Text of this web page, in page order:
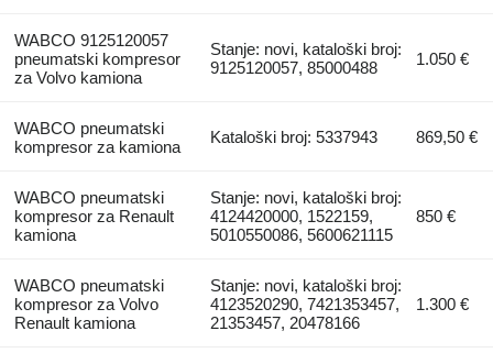
WABCO 9125120057
pneumatski kompresor
za Volvo kamiona
Stanje: novi, kataloški broj:
9125120057, 85000488
1.050 €
WABCO pneumatski
kompresor za kamiona
Kataloški broj: 5337943 869,50 €
WABCO pneumatski
kompresor za Renault
kamiona
Stanje: novi, kataloški broj:
4124420000, 1522159,
5010550086, 5600621115
850 €
WABCO pneumatski
kompresor za Volvo
Renault kamiona
Stanje: novi, kataloški broj:
4123520290, 7421353457,
21353457, 20478166
1.300 €